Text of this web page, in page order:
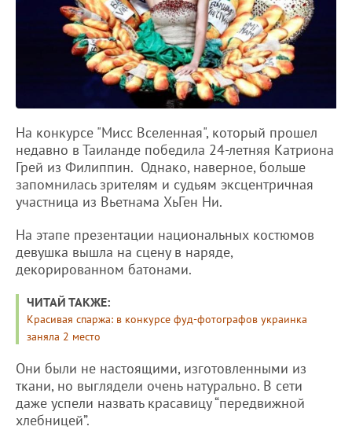
На конкурсе "Мисс Вселенная", который прошел
недавно в Таиланде победила 24-летняя Катриона
Грей из Филиппин. Однако, наверное, больше
запомнилась зрителям и судьям эксцентричная
участница из Вьетнама ХьГен Ни.
На этапе презентации национальных костюмов
девушка вышла на сцену в наряде,
декорированном батонами.
ЧИТАЙ ТАКЖЕ:
Красивая спаржа: в конкурсе фуд-фотографов украинка
заняла 2 место
Они были не настоящими, изготовленными из
ткани, но выглядели очень натурально. В сети
даже успели назвать красавицу “передвижной
хлебницей”.